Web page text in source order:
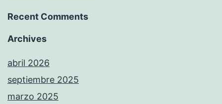
Recent Comments
Archives
abril 2026
septiembre 2025
marzo 2025